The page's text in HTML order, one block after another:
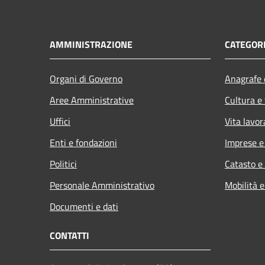
AMMINISTRAZIONE
Organi di Governo
Aree Amministrative
Uffici
Enti e fondazioni
Politici
Personale Amministrativo
Documenti e dati
Cultura
Vita
Imprese
Catasto
Mobilità
CONTATTI